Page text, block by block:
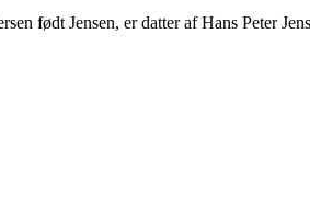
født Jensen, er datter af Hans Peter